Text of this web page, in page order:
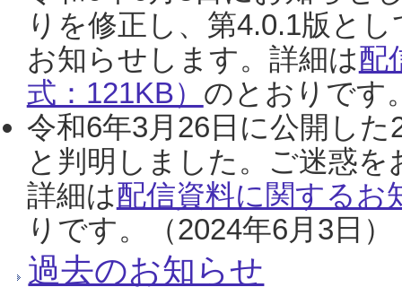
りを修正し、第4.0.1版と
お知らせします。詳細は配
式：121KB） のとおりです
令和6年3月26日に公開し
と判明しました。ご迷惑
詳細は配信資料に関するお
りです。（2024年6月3日）
過去のお知らせ